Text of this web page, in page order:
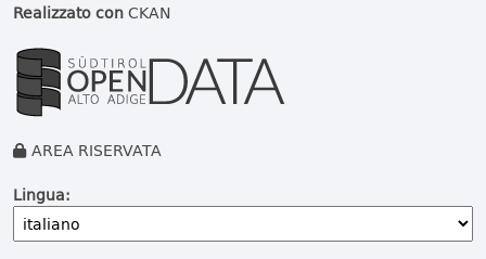
Realizzato conCKAN
AREA RISERVATA
Lingua